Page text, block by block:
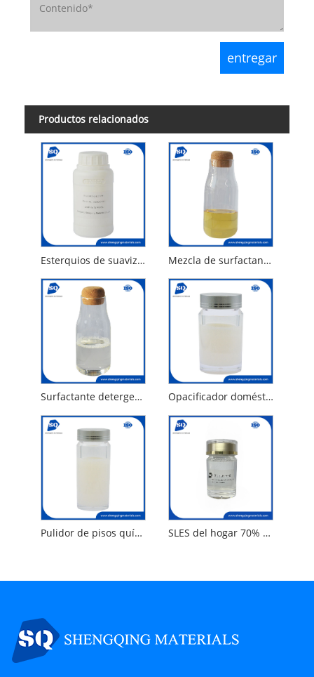
Productos relacionados
Esterquios de suavizadores de telas no inflamables para el hogar Mezcla de surfactante gratuito VOC para el hogar para desgrasador
Surfactante detergente doméstico de bajo costo para reemplazar SLES 70% Opacificador doméstico Copolímero de estireno/acrilato
Pulidor de pisos químico SQ-Floorwax 30 SLES del hogar 70% Alternativa